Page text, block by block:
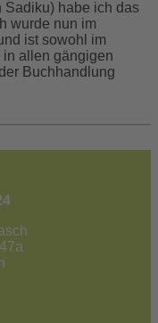
Sadiku) habe ich das
wurde nun im
ist sowohl im
in allen gängigen
Buchhandlung